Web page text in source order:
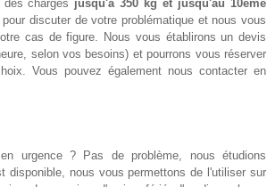
charges jusqu'à 350 kg et jusqu'au 10ème
discuter de votre problématique et nous vous
cas de figure. Nous vous établirons un devis
selon vos besoins) et pourrons vous réserver
Vous pouvez également nous contacter en
urgence ? Pas de problème, nous étudions
disponible, nous vous permettons de l'utiliser sur